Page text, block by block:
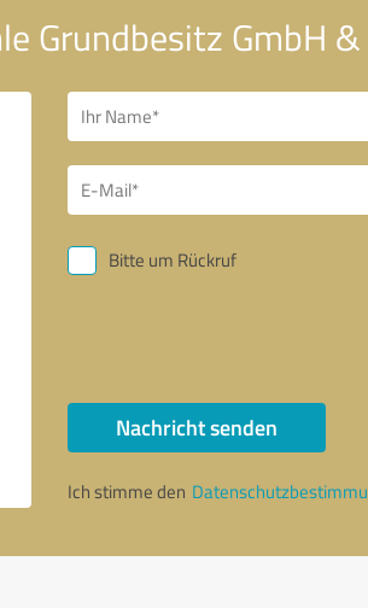
Grundbesitz GmbH &
Bitte um Rückruf
Nachricht senden
Ich stimme den